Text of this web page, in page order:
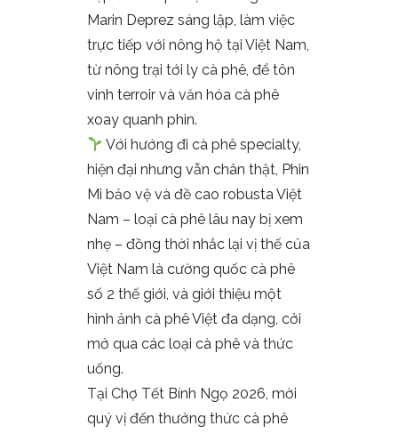
Marin Deprez sáng lập, làm việc
trực tiếp với nông hộ tại Việt Nam,
từ nông trại tới ly cà phê, để tôn
vinh terroir và văn hóa cà phê
xoay quanh phin.
Với hướng đi cà phê specialty,
hiện đại nhưng vẫn chân thật, Phin
Mi bảo vệ và đề cao robusta Việt
Nam – loại cà phê lâu nay bị xem
nhẹ – đồng thời nhắc lại vị thế của
Việt Nam là cường quốc cà phê
số 2 thế giới, và giới thiệu một
hình ảnh cà phê Việt đa dạng, cởi
mở qua các loại cà phê và thức
uống.
Tại Chợ Tết Bính Ngọ 2026, mời
quý vị đến thưởng thức cà phê